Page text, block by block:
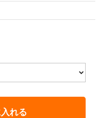
れる